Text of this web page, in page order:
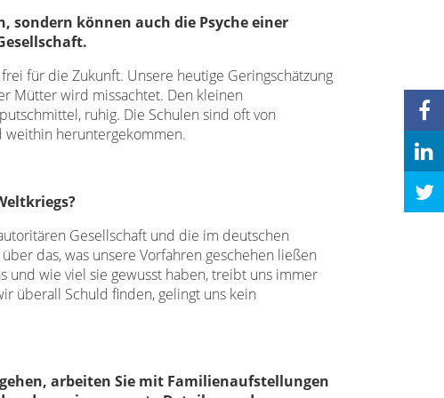
sondern können auch die Psyche einer
für die Zukunft. Unsere heutige Geringschätzung
Mütter wird missachtet. Den kleinen
ruhig. Die Schulen sind oft von
weithin heruntergekommen.
Gesellschaft und die im deutschen
das, was unsere Vorfahren geschehen ließen
und wie viel sie gewusst haben, treibt uns immer
überall Schuld finden, gelingt uns kein
arbeiten Sie mit Familienaufstellungen